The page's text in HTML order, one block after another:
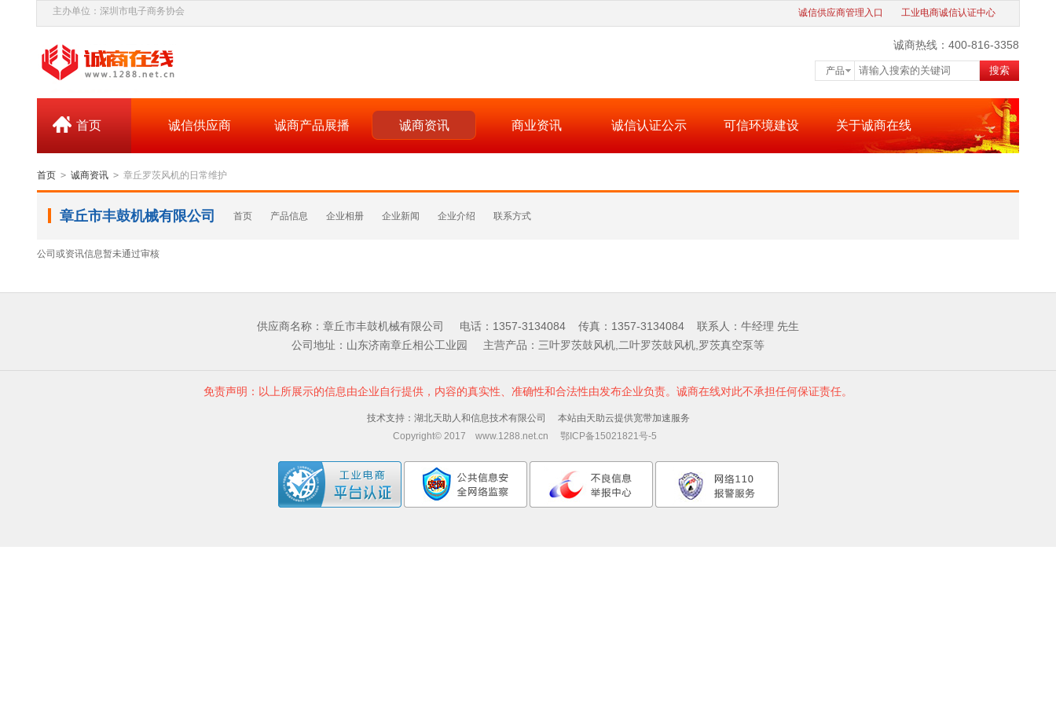
主办单位：深圳市电子商务协会 诚信供应商管理入口 工业电商诚信认证中心
诚商热线：400-816-3358
产品 搜索
首页 诚信供应商 诚商产品展播 诚商资讯 商业资讯 诚信认证公示 可信环境建设 关于诚商在线
首页 > 诚商资讯 > 章丘罗茨风机的日常维护
章丘市丰鼓机械有限公司 首页 产品信息 企业相册 企业新闻 企业介绍 联系方式
公司或资讯信息暂未通过审核
供应商名称：章丘市丰鼓机械有限公司 电话：1357-3134084 传真：1357-3134084 联系人：牛经理 先生
公司地址：山东济南章丘相公工业园 主营产品：三叶罗茨鼓风机,二叶罗茨鼓风机,罗茨真空泵等
免责声明：以上所展示的信息由企业自行提供，内容的真实性、准确性和合法性由发布企业负责。诚商在线对此不承担任何保证责任。
技术支持：湖北天助人和信息技术有限公司 本站由天助云提供宽带加速服务
Copyright© 2017 www.1288.net.cn 鄂ICP备15021821号-5